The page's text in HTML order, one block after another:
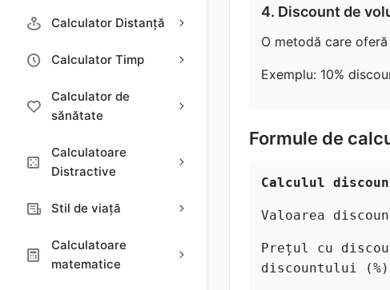
Calculator Distanță
Calculator Timp
Calculator de
sănătate
Calculatoare
Distractive
Stil de viață
Calculatoare
matematice
4. Discount de
O metodă care
Exemplu: 10%
Formule de
Calculul
Valoarea
Prețul cu
discountului